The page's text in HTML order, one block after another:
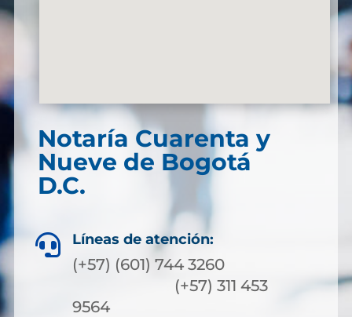
Notaría Cuarenta y
Nueve de Bogotá
D.C.
 Líneas de atención:
(+57) (601) 744 3260
(+57) 311 453
9564